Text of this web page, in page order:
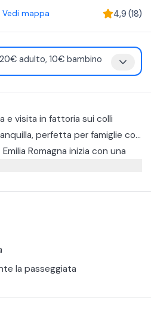
Vedi mappa 4,9 (18)
20€ adulto, 10€ bambino
e visita in fattoria sui colli
perfetta per famiglie con
Romagna inizia con una
della struttura, sulle
nella natura.
la passeggiata